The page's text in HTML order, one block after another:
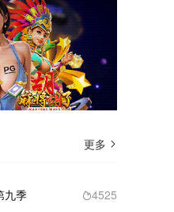
更多 
4525
九季